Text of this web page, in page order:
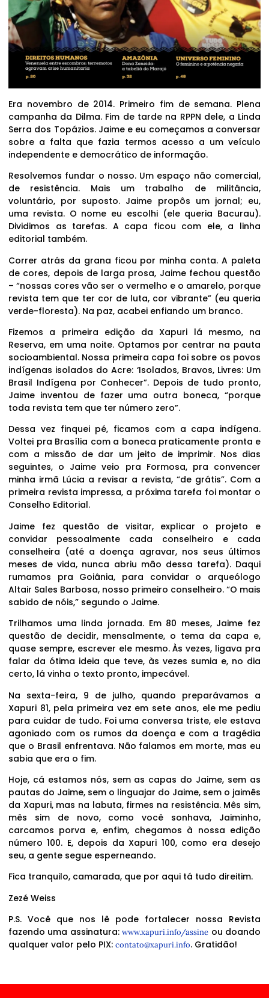
Era novembro de 2014. Primeiro fim de semana. Plena
campanha da Dilma. Fim de tarde na RPPN dele, a Linda
Serra dos Topázios. Jaime e eu começamos a conversar
sobre a falta que fazia termos acesso a um veículo
independente e democrático de informação.
Resolvemos fundar o nosso. Um espaço não comercial,
de resistência. Mais um trabalho de militância,
voluntário, por suposto. Jaime propôs um jornal; eu,
uma revista. O nome eu escolhi (ele queria Bacurau).
Dividimos as tarefas. A capa ficou com ele, a linha
editorial também.
Correr atrás da grana ficou por minha conta. A paleta
de cores, depois de larga prosa, Jaime fechou questão
– “nossas cores vão ser o vermelho e o amarelo, porque
revista tem que ter cor de luta, cor vibrante” (eu queria
verde-floresta). Na paz, acabei enfiando um branco.
Fizemos a primeira edição da Xapuri lá mesmo, na
Reserva, em uma noite. Optamos por centrar na pauta
socioambiental. Nossa primeira capa foi sobre os povos
indígenas isolados do Acre: ‘Isolados, Bravos, Livres: Um
Brasil Indígena por Conhecer”. Depois de tudo pronto,
Jaime inventou de fazer uma outra boneca, “porque
toda revista tem que ter número zero”.
Dessa vez finquei pé, ficamos com a capa indígena.
Voltei pra Brasília com a boneca praticamente pronta e
com a missão de dar um jeito de imprimir. Nos dias
seguintes, o Jaime veio pra Formosa, pra convencer
minha irmã Lúcia a revisar a revista, “de grátis”. Com a
primeira revista impressa, a próxima tarefa foi montar o
Conselho Editorial.
Jaime fez questão de visitar, explicar o projeto e
convidar pessoalmente cada conselheiro e cada
conselheira (até a doença agravar, nos seus últimos
meses de vida, nunca abriu mão dessa tarefa). Daqui
rumamos pra Goiânia, para convidar o arqueólogo
Altair Sales Barbosa, nosso primeiro conselheiro. “O mais
sabido de nóis,” segundo o Jaime.
Trilhamos uma linda jornada. Em 80 meses, Jaime fez
questão de decidir, mensalmente, o tema da capa e,
quase sempre, escrever ele mesmo. Às vezes, ligava pra
falar da ótima ideia que teve, às vezes sumia e, no dia
certo, lá vinha o texto pronto, impecável.
Na sexta-feira, 9 de julho, quando preparávamos a
Xapuri 81, pela primeira vez em sete anos, ele me pediu
para cuidar de tudo. Foi uma conversa triste, ele estava
agoniado com os rumos da doença e com a tragédia
que o Brasil enfrentava. Não falamos em morte, mas eu
sabia que era o fim.
Hoje, cá estamos nós, sem as capas do Jaime, sem as
pautas do Jaime, sem o linguajar do Jaime, sem o jaimês
da Xapuri, mas na labuta, firmes na resistência. Mês sim,
mês sim de novo, como você sonhava, Jaiminho,
carcamos porva e, enfim, chegamos à nossa edição
número 100. E, depois da Xapuri 100, como era desejo
seu, a gente segue esperneando.
Fica tranquilo, camarada, que por aqui tá tudo direitim.
Zezé Weiss
P.S. Você que nos lê pode fortalecer nossa Revista
fazendo uma assinatura:www.xapuri.info/assine ou doando
qualquer valor pelo PIX: contato@xapuri.info. Gratidão!